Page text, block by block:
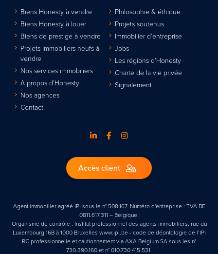
Biens Honesty à vendre
Biens Honesty à louer
Biens de prestige à vendre
Projets immobiliers neufs à
vendre
Nos services immobiliers
A propos d’Honesty
Nos agences
Contact
Philosophie & éthique
Projets soutenus
Immobilier d’entreprise
Jobs
Les régions d’Honesty
Charte de la vie privée
Signalement
Accès client
Agent immobilier agréé IPI sous le n° 508.167. Numéro d'entreprise : TVA BE
0811.617.311 – Belgique.
Organisme de contrôle : Institut professionnel des agents immobiliers, rue du
Luxembourg 16B à 1000 Bruxelles www.ipi.be - code de déontologie de l’IPI
RC professionnelle et cautionnement via AXA Belgium SA sous les n°
730.390.160 et n° 010.730 415.531.